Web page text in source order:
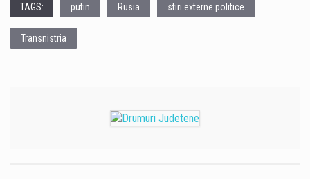
TAGS: putin Rusia stiri externe politice
Transnistria